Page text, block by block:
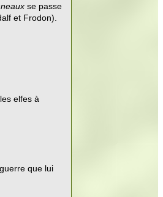
se passe
et Frodon).
elfes à
que lui